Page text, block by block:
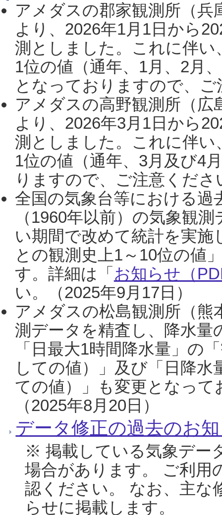
アメダスの郡家観測所（
より、2026年1月1日から
測としました。これに伴い
1位の値（通年、1月、2月
となっておりますので、
アメダスの高野観測所（
より、2026年3月1日から
測としました。これに伴い
1位の値（通年、3月及び4
りますので、ご注意くだ
全国の気象台等における過
（1960年以前）の気象観
い期間で改めて統計を実
との観測史上1～10位の値
す。詳細は「 お知らせ（
い。（2025年9月17日）
アメダスの松島観測所（熊
測データを精査し、降水
「日最大1時間降水量」の
しての値）」及び「日降
ての値）」も変更となっ
（2025年8月20日）
データ修正の過去のお
※ 掲載している気象デー
場合があります。 ご利用
認ください。 なお、主な
らせに掲載します。